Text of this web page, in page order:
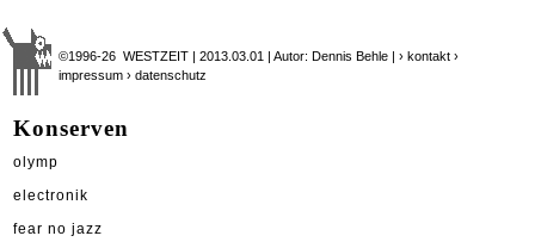
©1996-26 WESTZEIT | 2013.03.01 | Autor: Dennis Behle |› kontakt ›
impressum › datenschutz
Konserven
olymp
electronik
fear no jazz